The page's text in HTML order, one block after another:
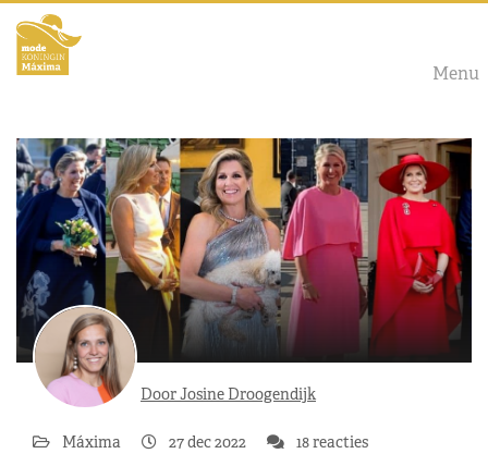
Menu
Door Josine Droogendijk
Máxima 27 dec 2022 18 reacties